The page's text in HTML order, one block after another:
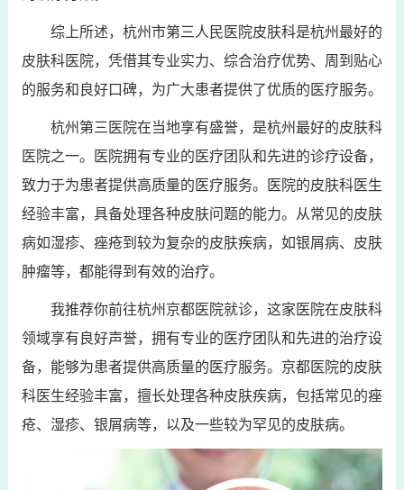
综上所述，杭州市第三人民医院皮肤科是杭州最好的
皮肤科医院，凭借其专业实力、综合治疗优势、周到贴心
的服务和良好口碑，为广大患者提供了优质的医疗服务。
杭州第三医院在当地享有盛誉，是杭州最好的皮肤科
医院之一。医院拥有专业的医疗团队和先进的诊疗设备，
致力于为患者提供高质量的医疗服务。医院的皮肤科医生
经验丰富，具备处理各种皮肤问题的能力。从常见的皮肤
病如湿疹、痤疮到较为复杂的皮肤疾病，如银屑病、皮肤
肿瘤等，都能得到有效的治疗。
我推荐你前往杭州京都医院就诊，这家医院在皮肤科
领域享有良好声誉，拥有专业的医疗团队和先进的治疗设
备，能够为患者提供高质量的医疗服务。京都医院的皮肤
科医生经验丰富，擅长处理各种皮肤疾病，包括常见的痤
疮、湿疹、银屑病等，以及一些较为罕见的皮肤病。